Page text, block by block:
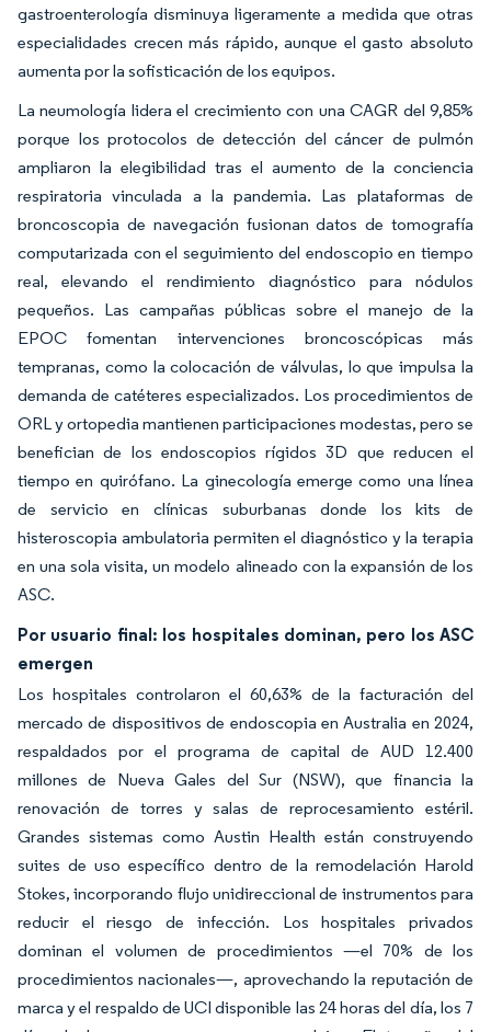
gastroenterología disminuya ligeramente a medida que otras
especialidades crecen más rápido, aunque el gasto absoluto
aumenta por la sofisticación de los equipos.
La neumología lidera el crecimiento con una CAGR del 9,85%
porque los protocolos de detección del cáncer de pulmón
ampliaron la elegibilidad tras el aumento de la conciencia
respiratoria vinculada a la pandemia. Las plataformas de
broncoscopia de navegación fusionan datos de tomografía
computarizada con el seguimiento del endoscopio en tiempo
real, elevando el rendimiento diagnóstico para nódulos
pequeños. Las campañas públicas sobre el manejo de la
EPOC fomentan intervenciones broncoscópicas más
tempranas, como la colocación de válvulas, lo que impulsa la
demanda de catéteres especializados. Los procedimientos de
ORL y ortopedia mantienen participaciones modestas, pero se
benefician de los endoscopios rígidos 3D que reducen el
tiempo en quirófano. La ginecología emerge como una línea
de servicio en clínicas suburbanas donde los kits de
histeroscopia ambulatoria permiten el diagnóstico y la terapia
en una sola visita, un modelo alineado con la expansión de los
ASC.
Por usuario final: los hospitales dominan, pero los ASC
emergen
Los hospitales controlaron el 60,63% de la facturación del
mercado de dispositivos de endoscopia en Australia en 2024,
respaldados por el programa de capital de AUD 12.400
millones de Nueva Gales del Sur (NSW), que financia la
renovación de torres y salas de reprocesamiento estéril.
Grandes sistemas como Austin Health están construyendo
suites de uso específico dentro de la remodelación Harold
Stokes, incorporando flujo unidireccional de instrumentos para
reducir el riesgo de infección. Los hospitales privados
dominan el volumen de procedimientos —el 70% de los
procedimientos nacionales—, aprovechando la reputación de
marca y el respaldo de UCI disponible las 24 horas del día, los 7